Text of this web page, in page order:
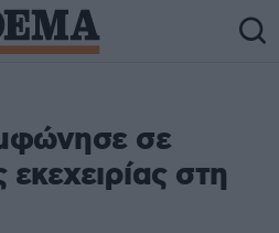
σε
στη